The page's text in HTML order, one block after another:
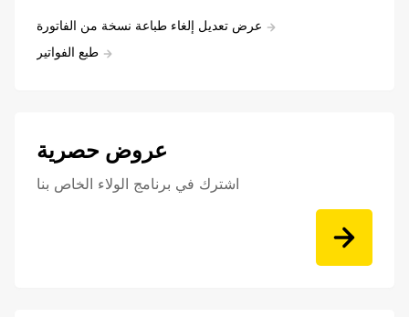
عرض تعديل إلغاء طباعة نسخة من الفاتورة
طبع الفواتير
عروض حصرية
اشترك في برنامج الولاء الخاص بنا